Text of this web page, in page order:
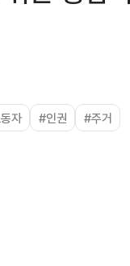
자 #인권 #주거